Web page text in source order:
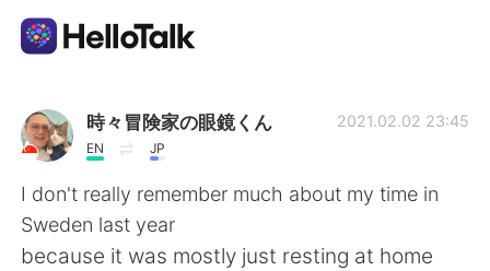
แอปแลกเปลี่ยนทางภาษา
AI Grammar Checker
ไทย
時々冒険家の眼鏡くん
EN JP
2021.02.02 23:45
I don't really remember much about my time in
Sweden last year
because it was mostly just resting at home